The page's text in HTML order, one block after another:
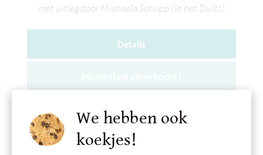
met uitleg door Michaela Schupp (in het Duits)
Details
Onthouden
We hebben ook
koekjes!